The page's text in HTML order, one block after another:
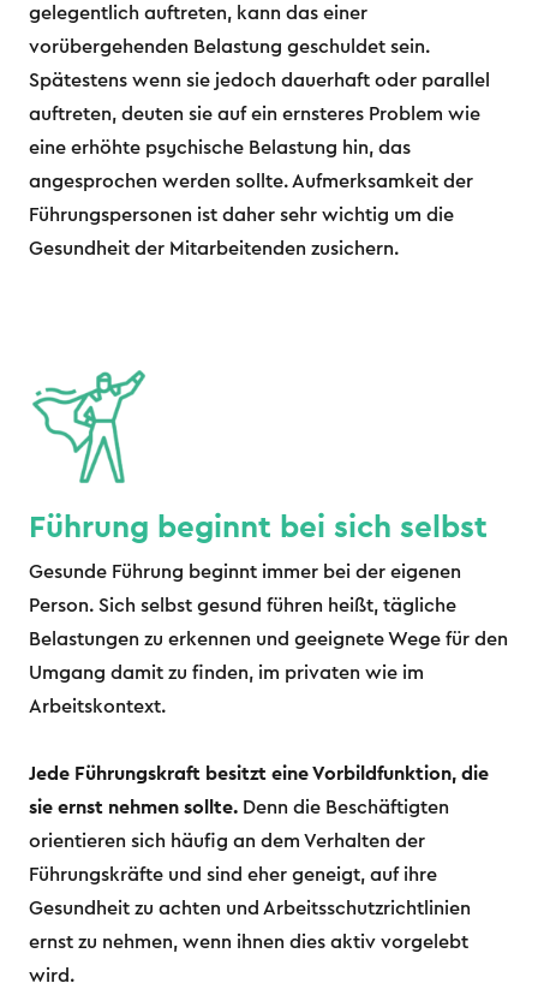
gelegentlich auftreten, kann das einer
vorübergehenden Belastung geschuldet sein.
Spätestens wenn sie jedoch dauerhaft oder parallel
auftreten, deuten sie auf ein ernsteres Problem wie
eine erhöhte psychische Belastung hin, das
angesprochen werden sollte. Aufmerksamkeit der
Führungspersonen ist daher sehr wichtig um die
Gesundheit der Mitarbeitenden zusichern.
Führung beginnt bei sich selbst
Gesunde Führung beginnt immer bei der eigenen
Person. Sich selbst gesund führen heißt, tägliche
Belastungen zu erkennen und geeignete Wege für den
Umgang damit zu finden, im privaten wie im
Arbeitskontext.
Jede Führungskraft besitzt eine Vorbildfunktion, die
sie ernst nehmen sollte. Denn die Beschäftigten
orientieren sich häufig an dem Verhalten der
Führungskräfte und sind eher geneigt, auf ihre
Gesundheit zu achten und Arbeitsschutzrichtlinien
ernst zu nehmen, wenn ihnen dies aktiv vorgelebt
wird.